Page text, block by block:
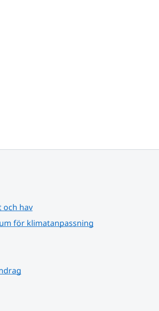
och hav
för klimatanpassning